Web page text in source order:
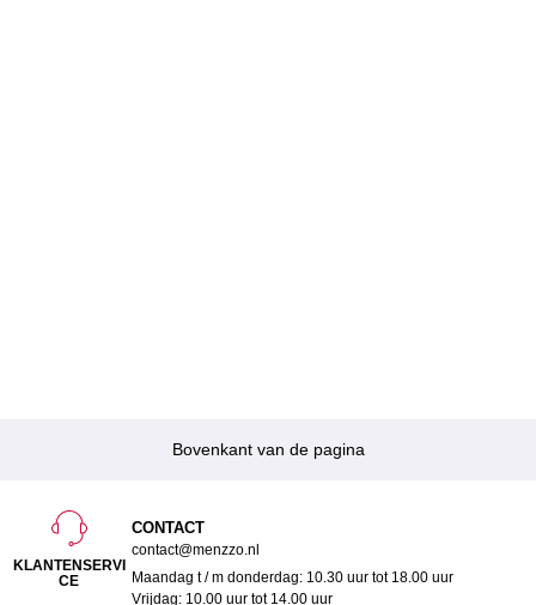
Bovenkant van de pagina
KLANTENSERVI
CE
CONTACT
contact@menzzo.nl
Maandag t / m donderdag: 10.30 uur tot 18.00 uur
Vrijdag: 10.00 uur tot 14.00 uur